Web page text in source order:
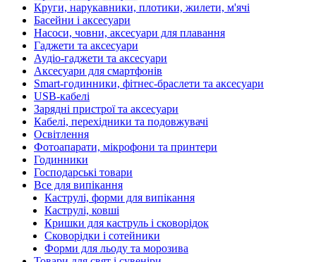
Круги, нарукавники, плотики, жилети, м'ячі
Басейни і аксесуари
Насоси, човни, аксесуари для плавання
Гаджети та аксесуари
Аудіо-гаджети та аксесуари
Аксесуари для смартфонів
Smart-годинники, фітнес-браслети та аксесуари
USB-кабелі
Зарядні пристрої та аксесуари
Кабелі, перехідники та подовжувачі
Освітлення
Фотоапарати, мікрофони та принтери
Годинники
Господарські товари
Все для випікання
Каструлі, форми для випікання
Каструлі, ковші
Кришки для каструль і сковорідок
Сковорідки і сотейники
Форми для льоду та морозива